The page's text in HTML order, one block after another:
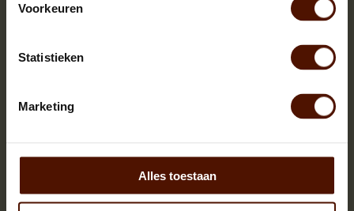
Voorkeuren
Statistieken
Marketing
Alles toestaan